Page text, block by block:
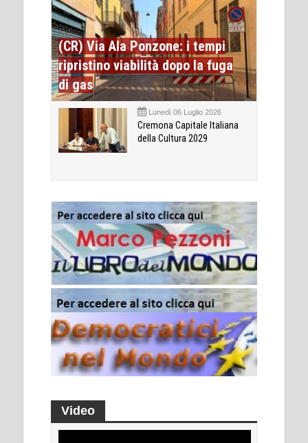
(CR) Via Ala Ponzone: i tempi
ripristino viabilità dopo la fuga
di gas
Lunedì 06 Luglio 2026
Cremona Capitale Italiana
della Cultura 2029
Video